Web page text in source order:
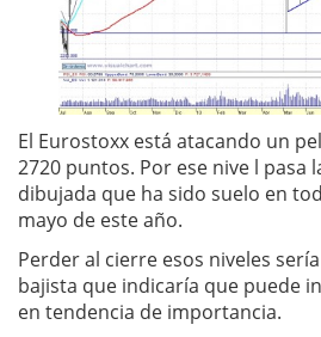
El Eurostoxx está atacando un
2720 puntos. Por ese nive l pasa
dibujada que ha sido suelo en
mayo de este año.
Perder al cierre esos niveles
bajista que indicaría que puede
en tendencia de importancia.